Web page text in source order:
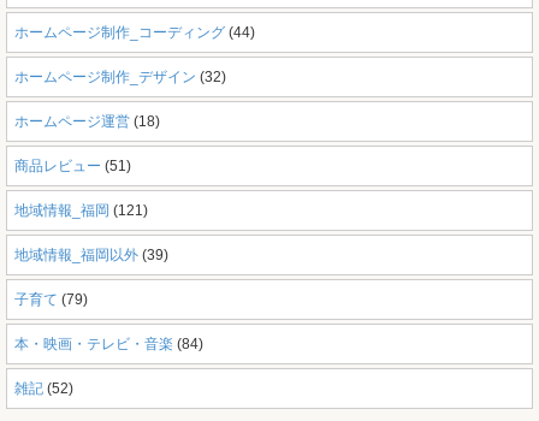
ホームページ制作_コーディング (44)
ホームページ制作_デザイン (32)
ホームページ運営 (18)
商品レビュー (51)
地域情報_福岡 (121)
地域情報_福岡以外 (39)
子育て (79)
本・映画・テレビ・音楽 (84)
雑記 (52)